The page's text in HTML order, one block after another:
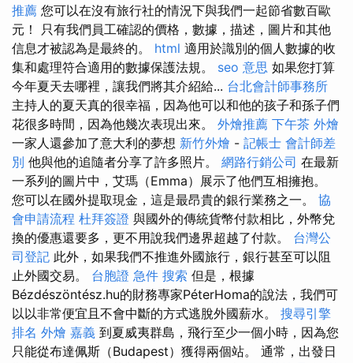
推薦 您可以在沒有旅行社的情況下與我們一起節省數百歐
元！ 只有我們員工確認的價格，數據，描述，圖片和其他
信息才被認為是最終的。 html 適用於識別的個人數據的收
集和處理符合適用的數據保護法規。 seo 意思 如果您打算
今年夏天去哪裡，讓我們將其介紹給... 台北會計師事務所
主持人的夏天真的很幸福，因為他可以和他的孩子和孫子們
花很多時間，因為他幾次表現出來。 外燴推薦 下午茶 外燴
一家人還參加了意大利的夢想 新竹外燴 - 記帳士 會計師差
別 他與他的追隨者分享了許多照片。 網路行銷公司 在最新
一系列的圖片中，艾瑪（Emma）展示了他們互相擁抱。
您可以在國外提取現金，這是最昂貴的銀行業務之一。 協
會申請流程 杜拜簽證 與國外的傳統貨幣付款相比，外幣兌
換的優惠還要多，更不用說我們邊界超越了付款。 台灣公
司登記 此外，如果我們不推進外國旅行，銀行甚至可以阻
止外國交易。 台胞證 急件 搜索 但是，根據
Bézdészöntész.hu的財務專家PéterHoma的說法，我們可
以以非常便宜且不會中斷的方式逃脫外國薪水。 搜尋引擎
排名 外燴 嘉義 到夏威夷群島，飛行至少一個小時，因為您
只能從布達佩斯（Budapest）獲得兩個站。 通常，出發日